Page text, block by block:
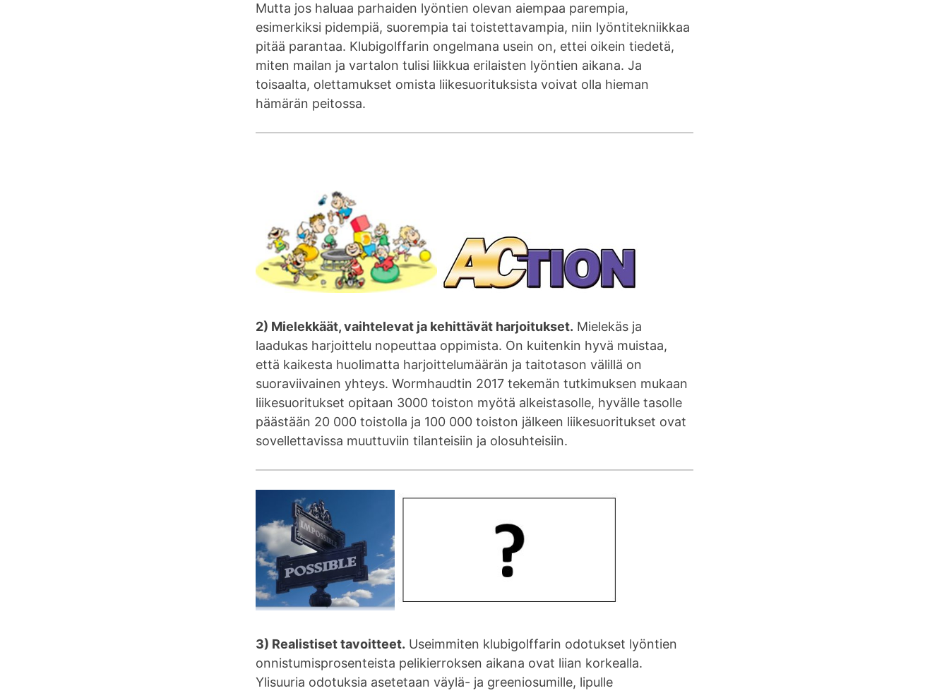
Mutta jos haluaa parhaiden lyöntien olevan aiempaa parempia,
esimerkiksi pidempiä, suorempia tai toistettavampia, niin lyöntitekniikkaa
pitää parantaa. Klubigolffarin ongelmana usein on, ettei oikein tiedetä,
miten mailan ja vartalon tulisi liikkua erilaisten lyöntien aikana. Ja
toisaalta, olettamukset omista liikesuorituksista voivat olla hieman
hämärän peitossa.
2) Mielekkäät, vaihtelevat ja kehittävät harjoitukset. Mielekäs ja
laadukas harjoittelu nopeuttaa oppimista. On kuitenkin hyvä muistaa,
että kaikesta huolimatta harjoittelumäärän ja taitotason välillä on
suoraviivainen yhteys. Wormhaudtin 2017 tekemän tutkimuksen mukaan
liikesuoritukset opitaan 3000 toiston myötä alkeistasolle, hyvälle tasolle
päästään 20 000 toistolla ja 100 000 toiston jälkeen liikesuoritukset ovat
sovellettavissa muuttuviin tilanteisiin ja olosuhteisiin.
3) Realistiset tavoitteet. Useimmiten klubigolffarin odotukset lyöntien
onnistumisprosenteista pelikierroksen aikana ovat liian korkealla.
Ylisuuria odotuksia asetetaan väylä- ja greeniosumille, lipulle